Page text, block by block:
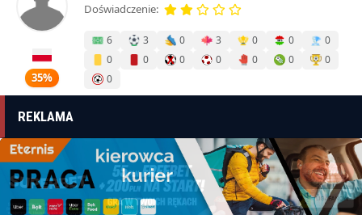
35%
Doświadczenie:
6 3 0 3 0 0
0
0
0 0 0 0 0
0
0
REKLAMA